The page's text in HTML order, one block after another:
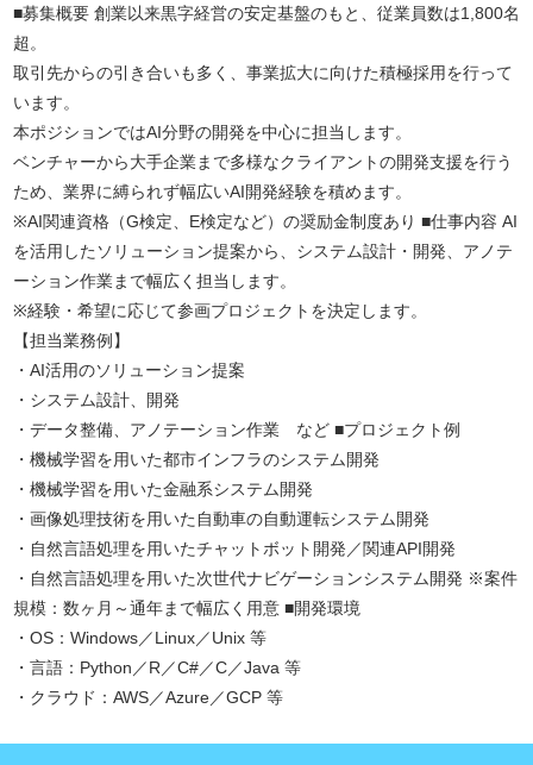
■募集概要 創業以来黒字経営の安定基盤のもと、従業員数は1,800名
超。
取引先からの引き合いも多く、事業拡大に向けた積極採用を行って
います。
本ポジションではAI分野の開発を中心に担当します。
ベンチャーから大手企業まで多様なクライアントの開発支援を行う
ため、業界に縛られず幅広いAI開発経験を積めます。
※AI関連資格（G検定、E検定など）の奨励金制度あり ■仕事内容 AI
を活用したソリューション提案から、システム設計・開発、アノテ
ーション作業まで幅広く担当します。
※経験・希望に応じて参画プロジェクトを決定します。
【担当業務例】
・AI活用のソリューション提案
・システム設計、開発
・データ整備、アノテーション作業 など ■プロジェクト例
・機械学習を用いた都市インフラのシステム開発
・機械学習を用いた金融系システム開発
・画像処理技術を用いた自動車の自動運転システム開発
・自然言語処理を用いたチャットボット開発／関連API開発
・自然言語処理を用いた次世代ナビゲーションシステム開発 ※案件
規模：数ヶ月～通年まで幅広く用意 ■開発環境
・OS：Windows／Linux／Unix 等
・言語：Python／R／C#／C／Java 等
・クラウド：AWS／Azure／GCP 等